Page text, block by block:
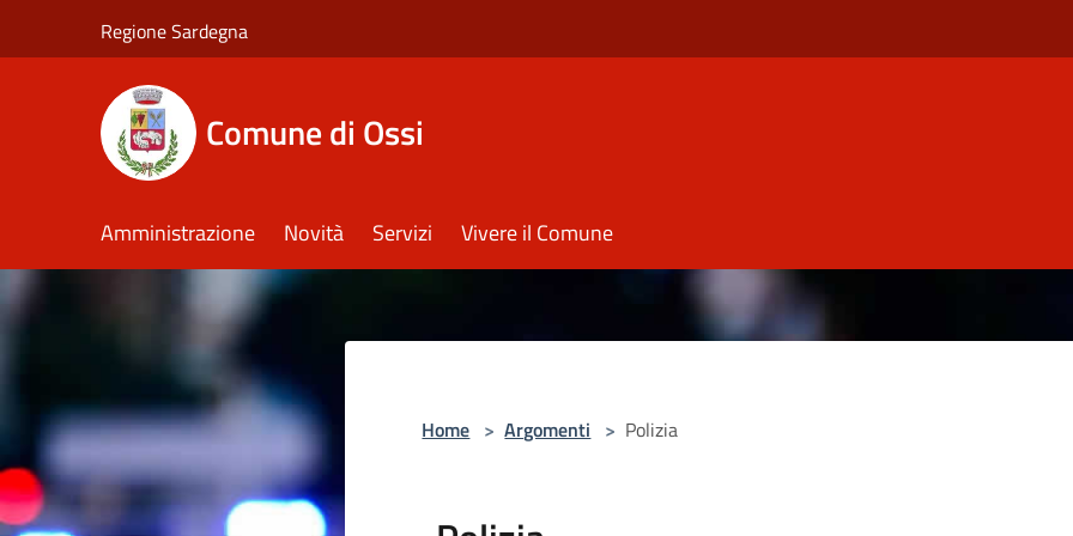
Regione Sardegna
Comune di Ossi
Amministrazione Novità Servizi Vivere il Comune
Home > Argomenti > Polizia